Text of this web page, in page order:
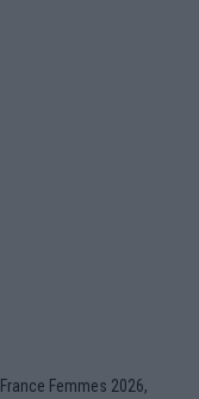
Femmes 2026,